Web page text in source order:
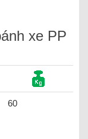
xe PP
60